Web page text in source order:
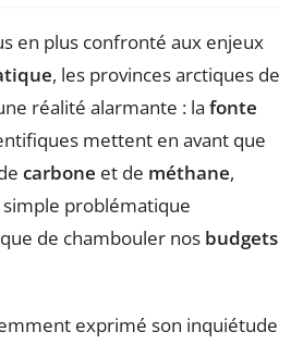
en plus confronté aux enjeux
, les provinces arctiques de
réalité alarmante : la fonte
mettent en avant que
carbone et de méthane,
problématique
de chambouler nos budgets
exprimé son inquiétude